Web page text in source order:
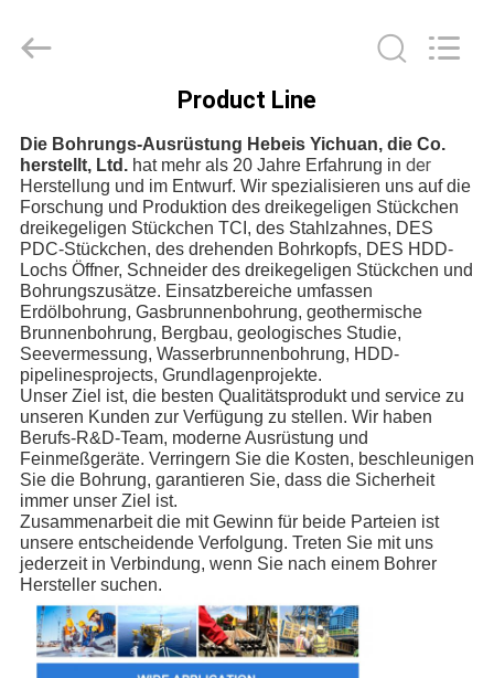
PRODUKTE
ÜBER
UNS
FABRIK-
AUSFLUG
QUALITÄTSKONTROLLE
TRETEN
SIE
MIT
UNS
Manufacturing
Product Line
Die Bohrungs-Ausrüstung Hebeis Yichuan, die Co.
herstellt, Ltd. hat mehr als 20 Jahre Erfahrung in der
Herstellung und im Entwurf. Wir spezialisieren uns auf die
Forschung und Produktion des dreikegeligen Stückchen
dreikegeligen Stückchen TCI, des Stahlzahnes, DES
PDC-Stückchen, des drehenden Bohrkopfs, DES HDD-
Lochs Öffner, Schneider des dreikegeligen Stückchen und
Bohrungszusätze. Einsatzbereiche umfassen
Erdölbohrung, Gasbrunnenbohrung, geothermische
Brunnenbohrung, Bergbau, geologisches Studie,
Seevermessung, Wasserbrunnenbohrung, HDD-
pipelinesprojects, Grundlagenprojekte.
Unser Ziel ist, die besten Qualitätsprodukt und service zu
unseren Kunden zur Verfügung zu stellen. Wir haben
Berufs-R&D-Team, moderne Ausrüstung und
Feinmeßgeräte. Verringern Sie die Kosten, beschleunigen
Sie die Bohrung, garantieren Sie, dass die Sicherheit
immer unser Ziel ist.
Zusammenarbeit die mit Gewinn für beide Parteien ist
unsere entscheidende Verfolgung. Treten Sie mit uns
jederzeit in Verbindung, wenn Sie nach einem Bohrer
Hersteller suchen.